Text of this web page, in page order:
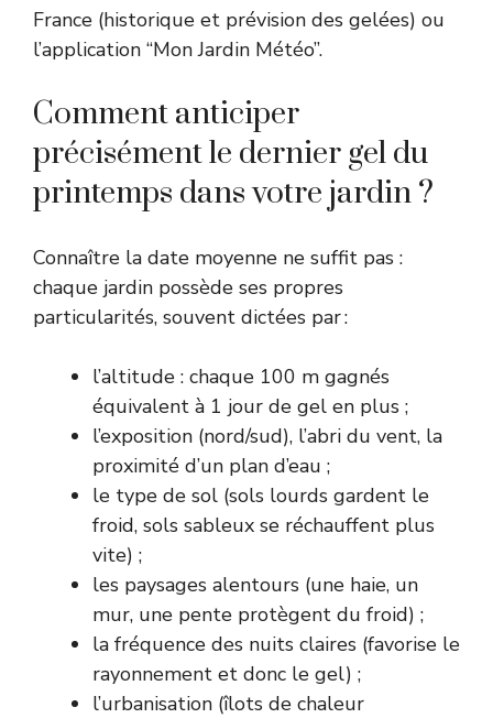
France (historique et prévision des gelées) ou
l’application “Mon Jardin Météo”.
Comment anticiper
précisément le dernier gel du
printemps dans votre jardin ?
Connaître la date moyenne ne suffit pas :
chaque jardin possède ses propres
particularités, souvent dictées par :
l’altitude : chaque 100 m gagnés
équivalent à 1 jour de gel en plus ;
l’exposition (nord/sud), l’abri du vent, la
proximité d’un plan d’eau ;
le type de sol (sols lourds gardent le
froid, sols sableux se réchauffent plus
vite) ;
les paysages alentours (une haie, un
mur, une pente protègent du froid) ;
la fréquence des nuits claires (favorise le
rayonnement et donc le gel) ;
l’urbanisation (îlots de chaleur